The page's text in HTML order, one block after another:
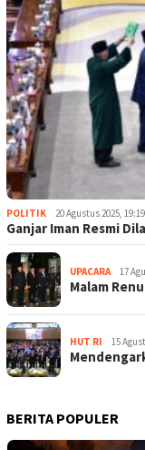
POLITIK 20 Agustus 2025, 19:19
Ganjar Iman Resmi
UPACARA 17
Malam
HUT RI 15
BERITA POPULER